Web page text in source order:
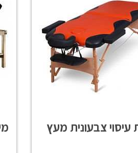
עיסוי צבעונית מעץ